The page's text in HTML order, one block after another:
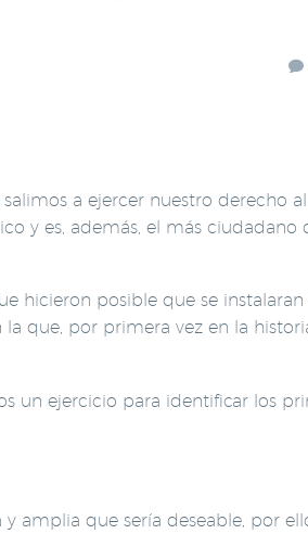
a ejercer nuestro derecho al
y es, además, el más ciudadano
hicieron posible que se instalaran
que, por primera vez en la
un ejercicio para identificar los
amplia que sería deseable, por